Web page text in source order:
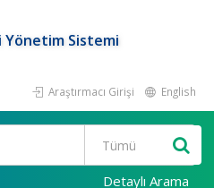
Yönetim Sistemi
Araştırmacı Girişi English
Detaylı Arama